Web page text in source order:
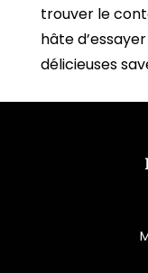
trouver le
hâte
délicieuses